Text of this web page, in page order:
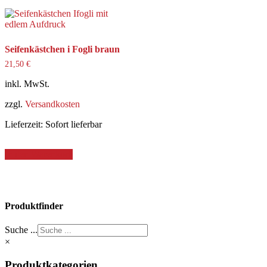
Seifenkästchen i Fogli braun
21,50 €
inkl. MwSt.
zzgl. Versandkosten
Lieferzeit: Sofort lieferbar
Produktfinder
Suche ...
×